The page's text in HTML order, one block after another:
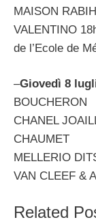
MAISON
VALENTINO
de l’Ecole de
–Giovedì 8
BOUCHERON
CHANEL
CHAUMET
MELLERIO
VAN CLEEF &
Related